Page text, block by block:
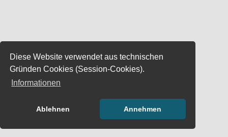
Diese Website verwendet aus technischen
Gründen Cookies (Session-Cookies).
Informationen
Ablehnen Annehmen